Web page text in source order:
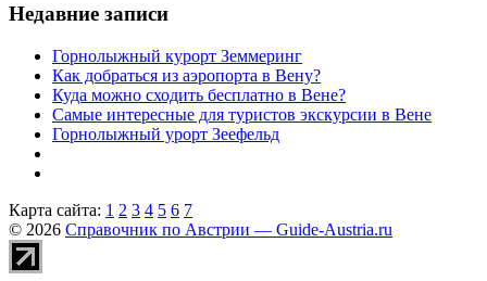
Недавние записи
Горнолыжный курорт Земмеринг
Как добраться из аэропорта в Вену?
Куда можно сходить бесплатно в Вене?
Самые интересные для туристов экскурсии в Вене
Горнолыжный урорт Зеефельд
Карта сайта: 1 2 3 4 5 6 7
© 2026 Справочник по Австрии — Guide-Austria.ru